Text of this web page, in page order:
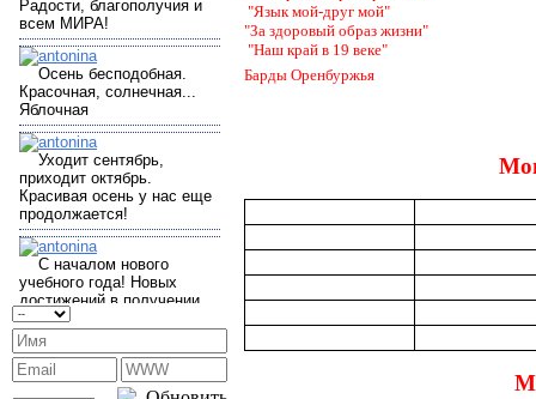
"Язык мой-друг мой"
"За здоровый образ жизни"
"Наш край в 19 веке"
Барды Оренбуржья